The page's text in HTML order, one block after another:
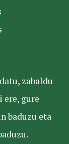
zabaldu
ere, gure
baduzu eta